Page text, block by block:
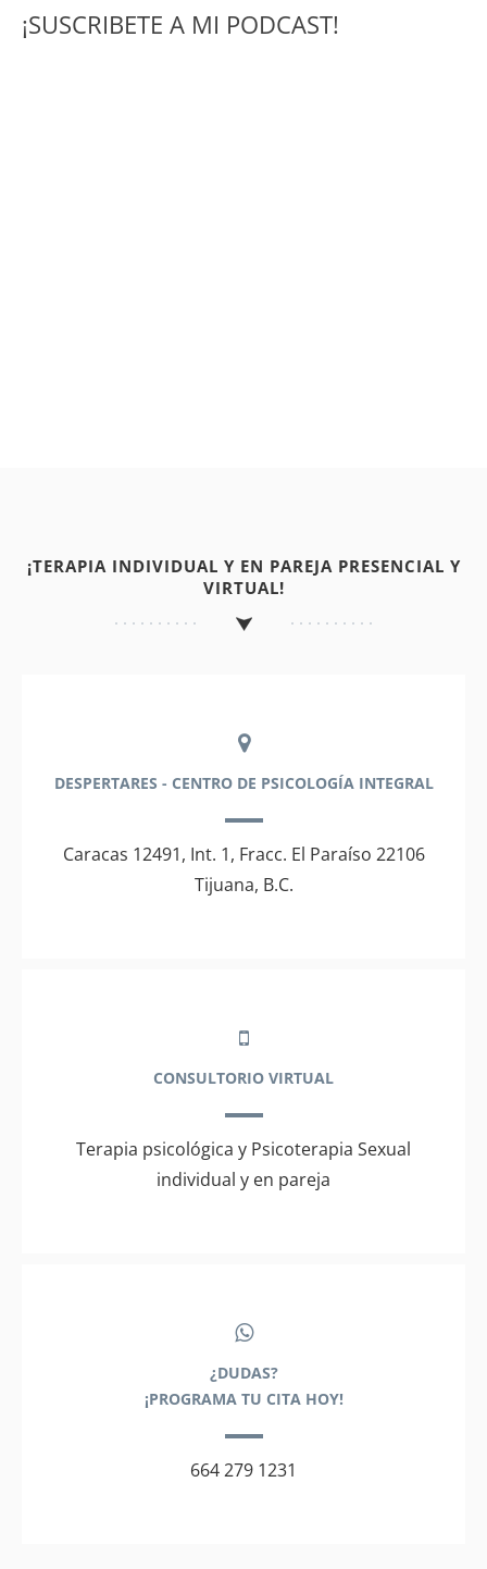
¡SUSCRIBETE A MI PODCAST!
¡TERAPIA INDIVIDUAL Y EN PAREJA PRESENCIAL Y
VIRTUAL!
DESPERTARES - CENTRO DE PSICOLOGÍA INTEGRAL
Caracas 12491, Int. 1, Fracc. El Paraíso 22106
Tijuana, B.C.
CONSULTORIO VIRTUAL
Terapia psicológica y Psicoterapia Sexual
individual y en pareja
¿DUDAS?
¡PROGRAMA TU CITA HOY!
664 279 1231